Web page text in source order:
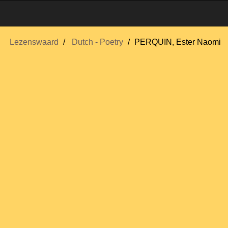
Lezenswaard Dutch - Poetry PERQUIN, Ester Naomi